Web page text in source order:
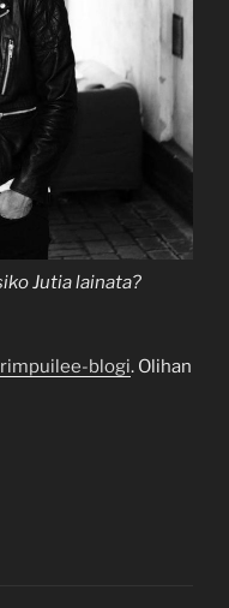
Jutia lainata?
blogi. Olihan